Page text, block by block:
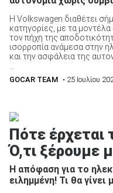
Η Volkswagen διαθέτει
κατηγορίες, με τα
τον πήχη της
ισορροπία ανάμεσα στην
και την ασφάλεια της
GOCAR TEAM • 25 Ιουλίου
Πότε έρχεται
Ό,τι ξέρουμε
Η απόφαση για το
ειλημμένη! Τι θα